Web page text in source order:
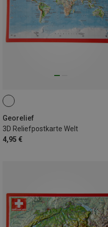
Georelief
3D Reliefpostkarte Welt
4,95 €